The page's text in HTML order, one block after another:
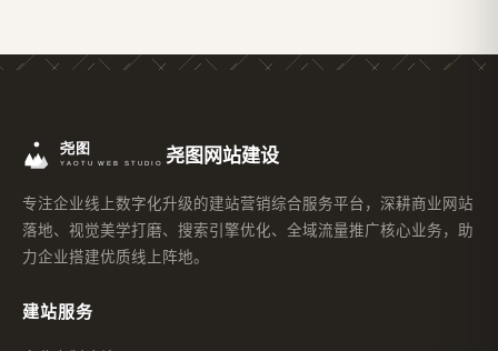
尧图网站建设
专注企业线上数字化升级的建站营销综合服务平台，深耕商业网站
落地、视觉美学打磨、搜索引擎优化、全域流量推广核心业务，助
力企业搭建优质线上阵地。
建站服务